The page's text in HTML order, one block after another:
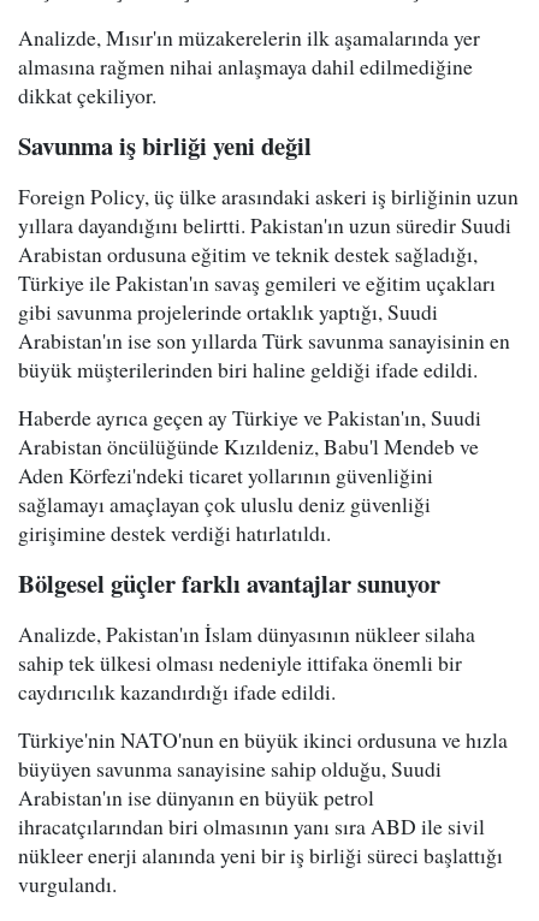
Analizde, Mısır'ın müzakerelerin ilk aşamalarında yer
almasına rağmen nihai anlaşmaya dahil edilmediğine
dikkat çekiliyor.
Savunma iş birliği yeni değil
Foreign Policy, üç ülke arasındaki askeri iş birliğinin uzun
yıllara dayandığını belirtti. Pakistan'ın uzun süredir Suudi
Arabistan ordusuna eğitim ve teknik destek sağladığı,
Türkiye ile Pakistan'ın savaş gemileri ve eğitim uçakları
gibi savunma projelerinde ortaklık yaptığı, Suudi
Arabistan'ın ise son yıllarda Türk savunma sanayisinin en
büyük müşterilerinden biri haline geldiği ifade edildi.
Haberde ayrıca geçen ay Türkiye ve Pakistan'ın, Suudi
Arabistan öncülüğünde Kızıldeniz, Babu'l Mendeb ve
Aden Körfezi'ndeki ticaret yollarının güvenliğini
sağlamayı amaçlayan çok uluslu deniz güvenliği
girişimine destek verdiği hatırlatıldı.
Bölgesel güçler farklı avantajlar sunuyor
Analizde, Pakistan'ın İslam dünyasının nükleer silaha
sahip tek ülkesi olması nedeniyle ittifaka önemli bir
caydırıcılık kazandırdığı ifade edildi.
Türkiye'nin NATO'nun en büyük ikinci ordusuna ve hızla
büyüyen savunma sanayisine sahip olduğu, Suudi
Arabistan'ın ise dünyanın en büyük petrol
ihracatçılarından biri olmasının yanı sıra ABD ile sivil
nükleer enerji alanında yeni bir iş birliği süreci başlattığı
vurgulandı.